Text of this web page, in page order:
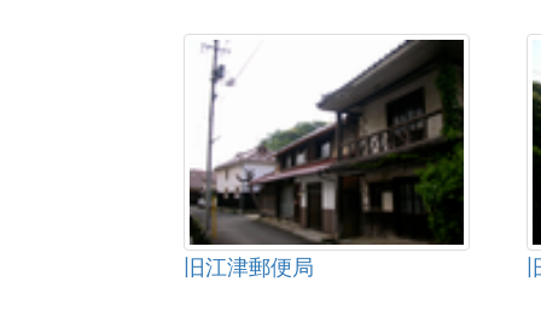
旧江津郵便局